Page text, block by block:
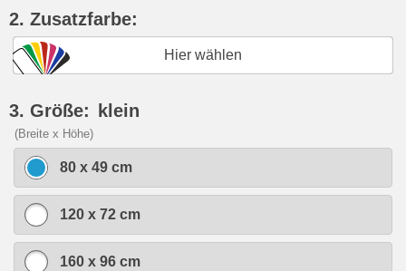
2. Zusatzfarbe:
Hier wählen
3. Größe: klein
(Breite x Höhe)
80 x 49 cm
120 x 72 cm
160 x 96 cm